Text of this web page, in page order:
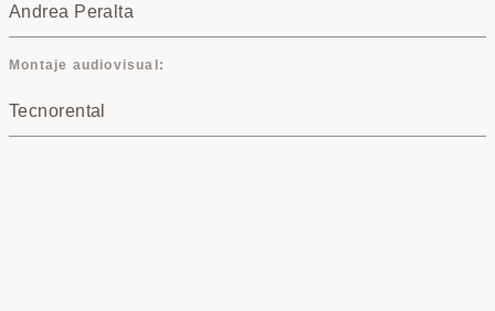
Andrea Peralta
Montaje audiovisual
Tecnorental